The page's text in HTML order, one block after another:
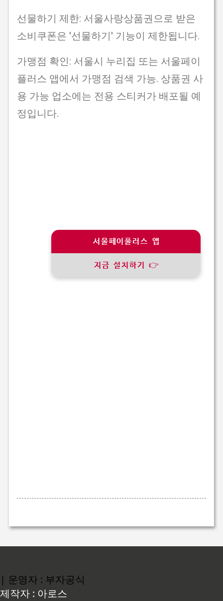
선물하기 제한: 서울사랑상품권으로 받은
소비쿠폰은 '선물하기' 기능이 제한됩니다.
가맹점 확인: 서울시 누리집 또는 서울페이
플러스 앱에서 가맹점 검색 가능. 상품권 사
용 가능 업소에는 전용 스티커가 배포될 예
정입니다.
서울페이풀러스 앱
지금 설치하기 👉
| 운영자 : 부자공식
제작자 : 아로스